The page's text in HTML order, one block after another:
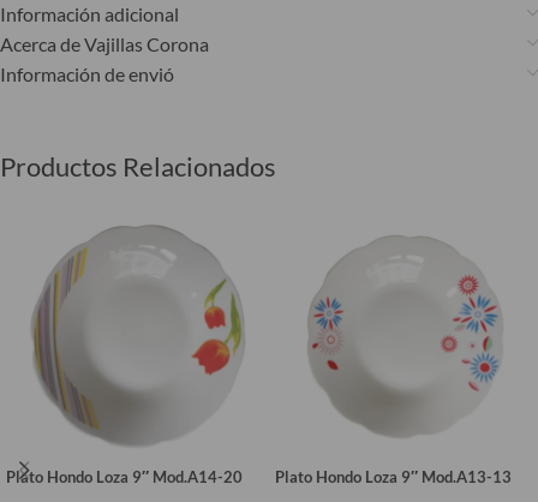
Información adicional
Acerca de Vajillas Corona
Información de envió
Productos Relacionados
Plato Hondo Loza 9″ Mod.A14-20 Plato Hondo Loza 9″ Mod.A13-13